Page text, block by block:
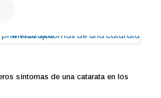
síntomas de una catarata en los